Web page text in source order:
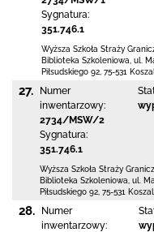
Sygnatura:
351.746.1
Wyższa Szkoła Straży
Biblioteka Szkoleniowa, ul.
Piłsudskiego 92 75-531
27.
Numer
inwentarzowy:
2734/MSW/2
Sygnatura:
351.746.1
Wyższa Szkoła Straży
Biblioteka Szkoleniowa, ul.
Piłsudskiego 92 75-531
28.
Numer
inwentarzowy: